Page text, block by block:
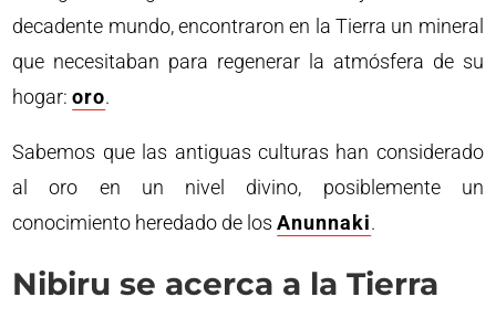
decadente mundo, encontraron en la Tierra un mineral
que necesitaban para regenerar la atmósfera de su
hogar:oro.
Sabemos que las antiguas culturas han considerado
al oro en un nivel divino, posiblemente un
conocimiento heredado de losAnunnaki.
Nibiru se acerca a la Tierra